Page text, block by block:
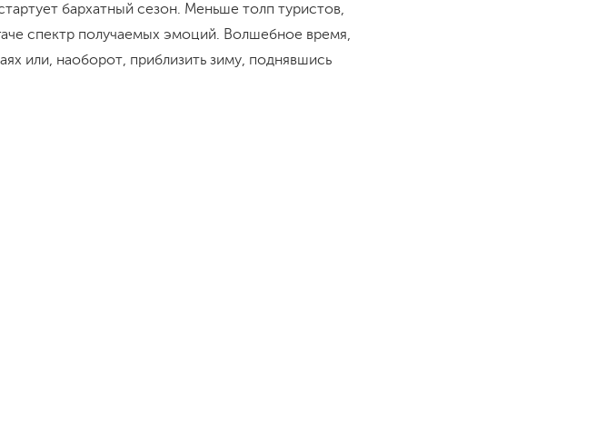
бархатный сезон. Меньше толп туристов,
спектр получаемых эмоций. Волшебное время,
или, наоборот, приблизить зиму, поднявшись